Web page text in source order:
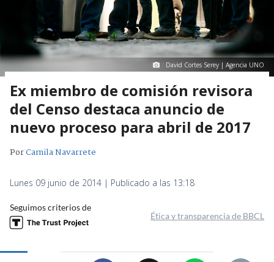
David Cortes Serey | Agencia UNO
Ex miembro de comisión revisora
del Censo destaca anuncio de
nuevo proceso para abril de 2017
PorCamila Navarrete
Lunes 09 junio de 2014 | Publicado a las 13:18
Seguimos criterios de
Ética y transparencia de BBCL